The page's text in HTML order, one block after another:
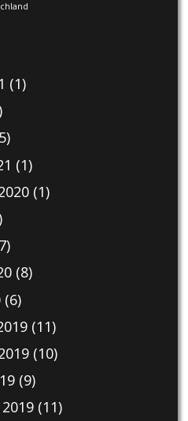
(1)
(1)
(1)
(8)
(6)
(11)
(10)
(9)
(11)